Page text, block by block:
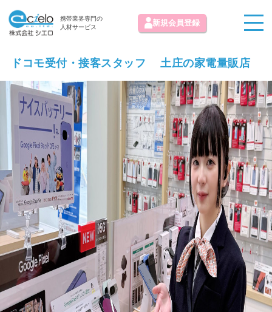
携帯業界専門の
人材サービス
新規会員登録
ドコモ受付・接客スタッフ 土庄の家電量販店
初めての方へ
お気に入り求人
お問い合わせ
よくある質問
利用規約
運営会社免責事項
プライバシーポリシー
© 株式会社シエロ All Rights Reserved.